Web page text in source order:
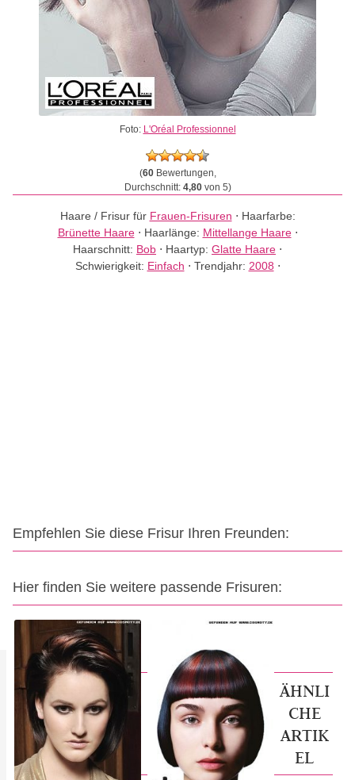
Foto: L'Oréal Professionnel
(60Bewertungen,
Durchschnitt: 4,80von 5)
Haare / Frisur für Frauen-Frisuren ⋅ Haarfarbe:
Brünette Haare⋅ Haarlänge: Mittellange Haare⋅
Haarschnitt: Bob ⋅ Haartyp: Glatte Haare ⋅
Schwierigkeit: Einfach ⋅ Trendjahr: 2008 ⋅
Empfehlen Sie diese Frisur Ihren Freunden:
Hier finden Sie weitere passende Frisuren:
ÄHNLI
CHE
ARTIK
EL